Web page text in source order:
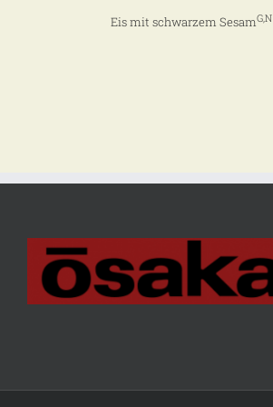
Eis mit schwarzem SesamG,N